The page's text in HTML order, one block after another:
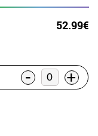
52.99€
- +